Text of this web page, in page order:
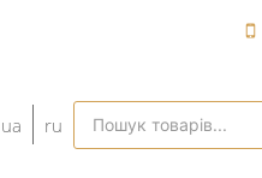
ua ru
Поиск
товаров